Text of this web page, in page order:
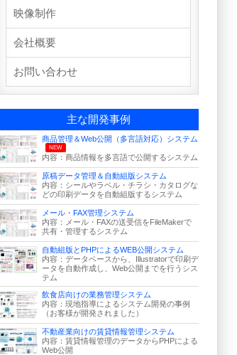
映像制作
会社概要
お問い合わせ
主な開発事例
商品管理＆Web公開（多言語対応）システム
NEW
内容：商品情報を多言語で公開するシステム
原稿データ管理＆自動組版システム
内容：シールやラベル・チラシ・カタログな
どの印刷データを自動組版するシステム
メール・FAX管理システム
内容：メール・FAXの送受信をFileMakerで
共有・管理するシステム
自動組版とPHPによるWEB公開システム
内容：データベースから、Illustratorで印刷デ
ータを自動作成し、Web公開までを行うシス
テム
飲食店向けの業務管理システム
内容：現地指導によるシステム開発の事例
（お客様が開発されました）
不動産業向けの賃貸情報管理システム
内容：賃貸情報管理のデータからPHPによる
Web公開